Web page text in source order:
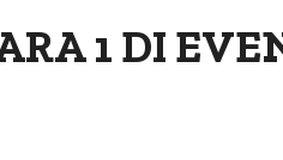
1 DI